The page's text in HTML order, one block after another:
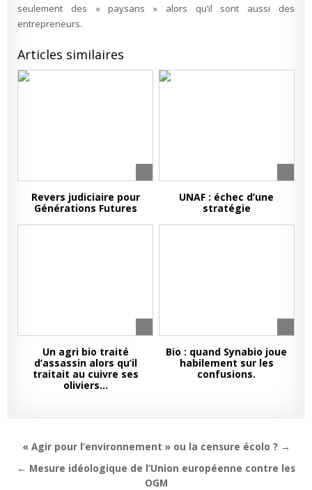
seulement des « paysans » alors qu’il sont aussi des
entrepreneurs.
Articles similaires
Revers judiciaire pour
Générations Futures
UNAF : échec d’une
stratégie
Un agri bio traité
d’assassin alors qu’il
traitait au cuivre ses
oliviers…
Bio : quand Synabio joue
habilement sur les
confusions.
Navigation
de
« Agir pour l’environnement » ou la censure écolo ? →
← Mesure idéologique de l’Union européenne contre les
OGM